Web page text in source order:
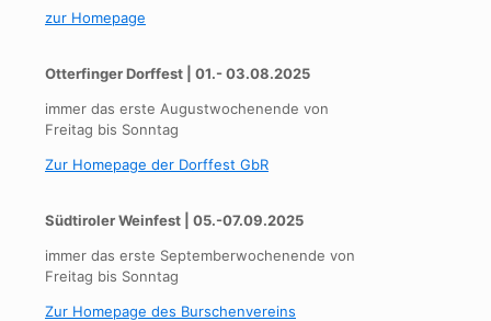
zur Homepage
Otterfinger Dorffest | 01.- 03.08.2025
immer das erste Augustwochenende von
Freitag bis Sonntag
Zur Homepage der Dorffest GbR
Südtiroler Weinfest | 05.-07.09.2025
immer das erste Septemberwochenende von
Freitag bis Sonntag
Zur Homepage des Burschenvereins